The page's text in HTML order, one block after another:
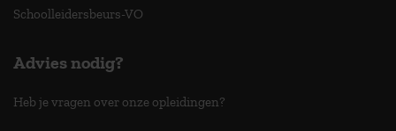
Schoolleidersbeurs-VO
Advies nodig?
Heb je vragen over onze opleidingen?